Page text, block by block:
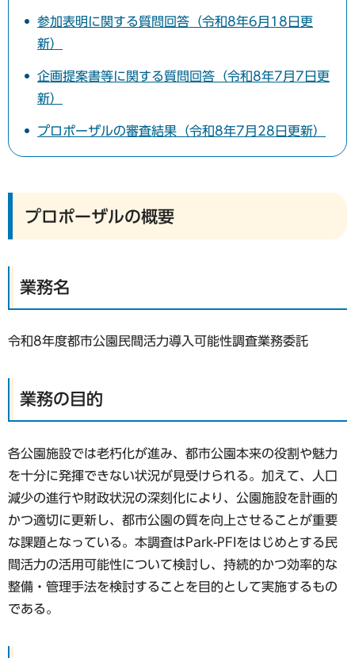
参加表明に関する質問回答（令和8年6月18日更
新）
企画提案書等に関する質問回答（令和8年7月7日更
新）
プロポーザルの審査結果（令和8年7月28日更新）
プロポーザルの概要
業務名
令和8年度都市公園民間活力導入可能性調査業務委託
業務の目的
各公園施設では老朽化が進み、都市公園本来の役割や魅力
を十分に発揮できない状況が見受けられる。加えて、人口
減少の進行や財政状況の深刻化により、公園施設を計画的
かつ適切に更新し、都市公園の質を向上させることが重要
な課題となっている。本調査はPark-PFIをはじめとする民
間活力の活用可能性について検討し、持続的かつ効率的な
整備・管理手法を検討することを目的として実施するもの
である。